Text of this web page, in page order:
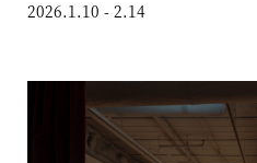
2026.1.10 - 2.14